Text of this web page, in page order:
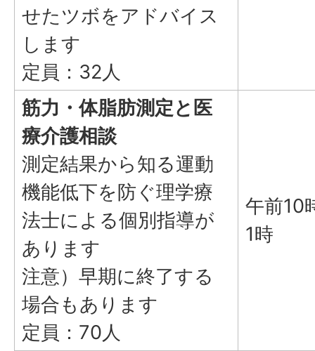
せたツボをアドバイス
します
定員：32人
筋力・体脂肪測定と医
療介護相談
測定結果から知る運動
機能低下を防ぐ理学療
法士による個別指導が
あります
注意）早期に終了する
場合もあります
定員：70人
午前10
1時